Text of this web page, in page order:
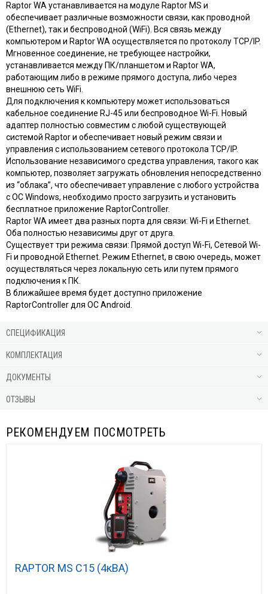
Raptor WA устанавливается на модуле Raptor MS и
обеспечивает различные возможности связи, как проводной
(Ethernet), так и беспроводной (WiFi). Вся связь между
компьютером и Raptor WA осуществляется по протоколу TCP/IP.
Мгновенное соединение, не требующее настройки,
устанавливается между ПК/планшетом и Raptor WA,
работающим либо в режиме прямого доступа, либо через
внешнюю сеть WiFi.
Для подключения к компьютеру может использоваться
кабельное соединение RJ-45 или беспроводное Wi-Fi. Новый
адаптер полностью совместим с любой существующей
системой Raptor и обеспечивает новый режим связи и
управления с использованием сетевого протокола TCP/IP.
Использование независимого средства управления, такого как
компьютер, позволяет загружать обновления непосредственно
из “облака”, что обеспечивает управление с любого устройства
с ОС Windows, необходимо просто загрузить и установить
бесплатное приложение RaptorController.
Raptor WA имеет два разных порта для связи: Wi-Fi и Ethernet.
Оба полностью независимы друг от друга.
Существует три режима связи: Прямой доступ Wi-Fi, Сетевой Wi-
Fi и проводной Ethernet. Режим Ethernet, в свою очередь, может
осуществляться через локальную сеть или путем прямого
подключения к ПК.
В ближайшее время будет доступно приложение
RaptorController для ОС Android.
СПЕЦИФИКАЦИЯ
КОМПЛЕКТАЦИЯ
ДОКУМЕНТЫ
ОТЗЫВЫ
РЕКОМЕНДУЕМ ПОСМОТРЕТЬ
RAPTOR MS С15 (4кВА)